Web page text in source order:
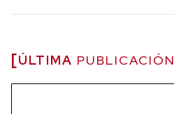
ÚLTIMA PUBLICACIÓN